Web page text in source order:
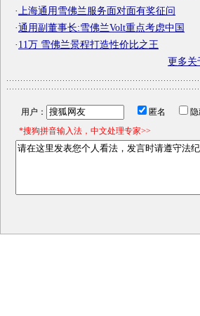
· 上海通用雪佛兰服务面对面有奖征问
·通用副董事长:雪佛兰Volt重点考虑中国
·11万 雪佛兰景程打造性价比之王
更多关
用户： 匿名
*搜狗拼音输入法，中文处理专家>>